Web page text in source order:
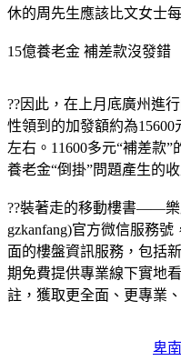
休的周先生應該比文女士
15億養老金 補差款沒發錯
??因此，在上月底廣州進
性領到的加發額約為
左右。11600多元“補差款
養老金“倒掛”問題產生的
??裝著走的移動樓書——樂
gzkanfang)官方微信服務
面的樓盤資訊服務，包括
期免費提供專業線下實地
註，獲取更全面、更專業
卑